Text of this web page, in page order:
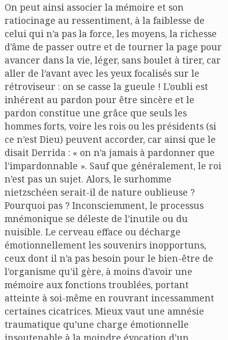
On peut ainsi associer la mémoire et son
ratiocinage au ressentiment, à la faiblesse de
celui qui n’a pas la force, les moyens, la richesse
d’âme de passer outre et de tourner la page pour
avancer dans la vie, léger, sans boulet à tirer, car
aller de l’avant avec les yeux focalisés sur le
rétroviseur : on se casse la gueule ! L’oubli est
inhérent au pardon pour être sincère et le
pardon constitue une grâce que seuls les
hommes forts, voire les rois ou les présidents (si
ce n’est Dieu) peuvent accorder, car ainsi que le
disait Derrida : « on n’a jamais à pardonner que
l’impardonnable ». Sauf que généralement, le roi
n’est pas un sujet. Alors, le surhomme
nietzschéen serait-il de nature oublieuse ?
Pourquoi pas ? Inconsciemment, le processus
mnémonique se déleste de l’inutile ou du
nuisible. Le cerveau efface ou décharge
émotionnellement les souvenirs inopportuns,
ceux dont il n’a pas besoin pour le bien-être de
l’organisme qu’il gère, à moins d’avoir une
mémoire aux fonctions troublées, portant
atteinte à soi-même en rouvrant incessamment
certaines cicatrices. Mieux vaut une amnésie
traumatique qu’une charge émotionnelle
insoutenable à la moindre évocation d’un